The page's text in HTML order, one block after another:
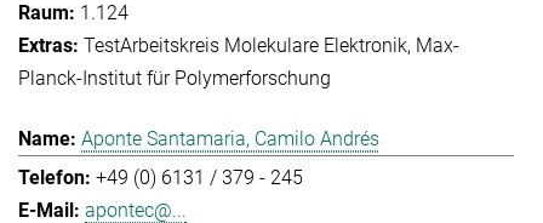
1.124
TestArbeitskreis Molekulare Elektronik Max-
Planck-Institut für Polymerforschung
Aponte Santamaria, Camilo Andrés
+49 (0) 6131 / 379 - 245
apontec@...